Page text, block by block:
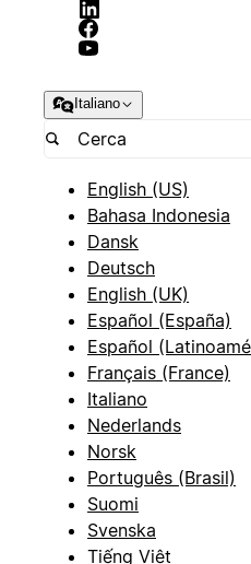
Italiano
English (US)
Bahasa Indonesia
Dansk
Deutsch
English (UK)
Español (España)
Español
Français (France)
Italiano
Nederlands
Norsk
Português (Brasil)
Suomi
Svenska
Tiếng Việt